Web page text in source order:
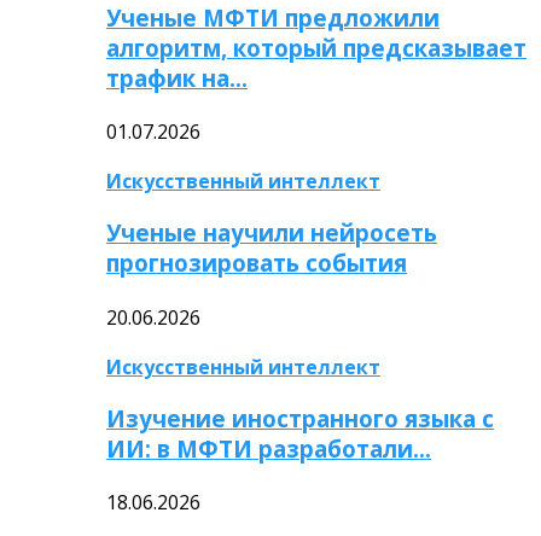
Ученые МФТИ предложили
алгоритм, который предсказывает
трафик на…
01.07.2026
Искусственный интеллект
Ученые научили нейросеть
прогнозировать события
20.06.2026
Искусственный интеллект
Изучение иностранного языка с
ИИ: в МФТИ разработали…
18.06.2026